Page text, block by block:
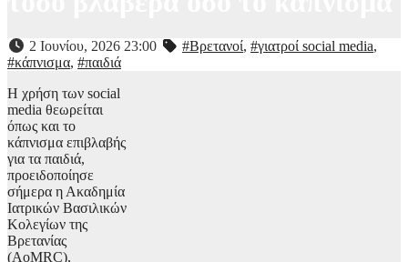
2 Ιουνίου, 2026 23:00 #Βρετανοί, #γιατροί social media,
#κάπνισμα, #παιδιά
Η χρήση των social
media θεωρείται
όπως και το
κάπνισμα επιβλαβής
για τα παιδιά,
προειδοποίησε
σήμερα η Ακαδημία
Ιατρικών Βασιλικών
Κολεγίων της
Βρετανίας
(AoMRC),